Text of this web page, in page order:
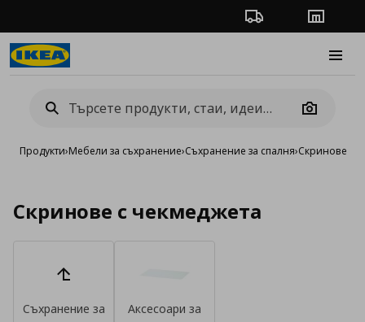
Проследяване на
Camera
Продукти›Мебели за съхранение›Съхранение за спалня›Скринове
Скринове с чекмеджета
Съхранение за
Аксесоари за